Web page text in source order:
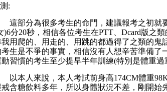
:
這部分為很多考生的命門，建議報考之初就
)6分20秒，相信各位考生在PTT、Dcard版之
我用爬的、用走的、用跳的都過得了之類的鬼
考生是不爭的事實，相信沒有人想辛苦準備
習慣的考生至少提早半年訓練(特別是體重過
以本人來說，本人考試前身高174CM體重
戒含糖飲料多年，所以身體狀況不差，剛開始